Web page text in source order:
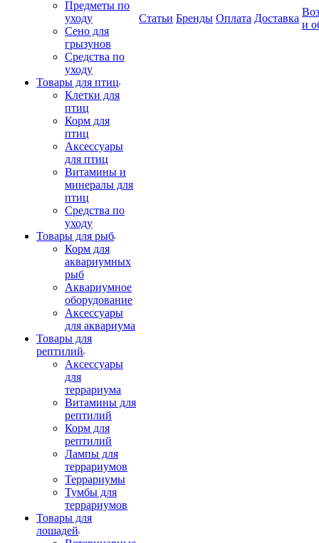
Предметы по
уходу
Сено для
грызунов
Средства по
уходу
Товары для птиц
Клетки для
птиц
Корм для
птиц
Аксессуары
для птиц
Витамины и
минералы для
птиц
Средства по
уходу
Товары для рыб
Корм для
аквариумных
рыб
Аквариумное
оборудование
Аксессуары
для аквариума
Товары для
рептилий
Аксессуары
для
террариума
Витамины для
рептилий
Корм для
рептилий
Лампы для
террариумов
Террариумы
Тумбы для
террариумов
Товары для
лошадей
Статьи Бренды Оплата Доставка
и